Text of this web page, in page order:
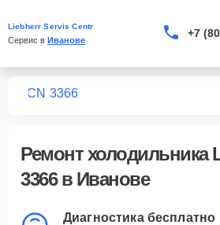
Liebherr Servis Centr
Сервис в Иванове
+7
ICN 3366
Ремонтхолодильника
3366в Иванове
Диагностика бесплатно